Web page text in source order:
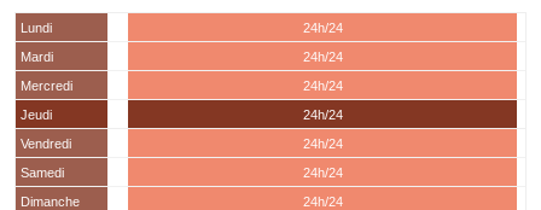
Lundi
24h/24
Mardi
24h/24
Mercredi
24h/24
Jeudi
24h/24
Vendredi
24h/24
Samedi
24h/24
Dimanche
24h/24